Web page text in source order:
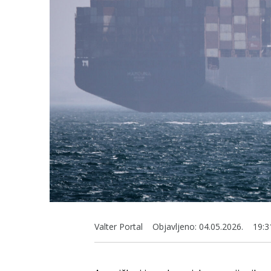
Valter Portal Objavljeno: 04.05.2026.